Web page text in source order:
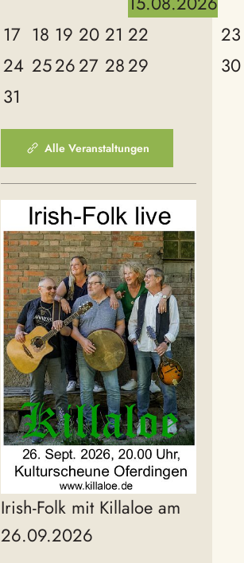
17 18 19 20 21 22
23
24 252627 2829
30
31
Alle Veranstaltungen
Irish-Folk mit Killaloe am
26.09.2026